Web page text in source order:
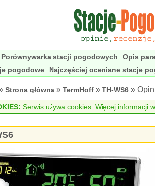
Porównywarka stacji pogodowych Opis
pogodowe
Najczęściej oceniane stacje
Strona główna » TermHoff » TH-WS6 »
Serwis używa cookies. Więcej informacji w